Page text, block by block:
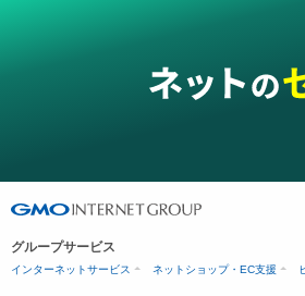
グループサービス
インターネットサービス ネットショップ・EC支援